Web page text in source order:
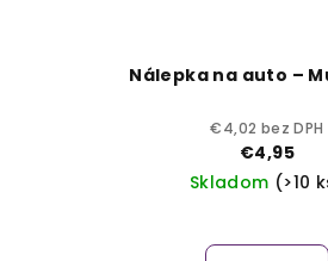
Nálepka na auto –
€4,02 bez DPH
€4,95
Skladom (>10